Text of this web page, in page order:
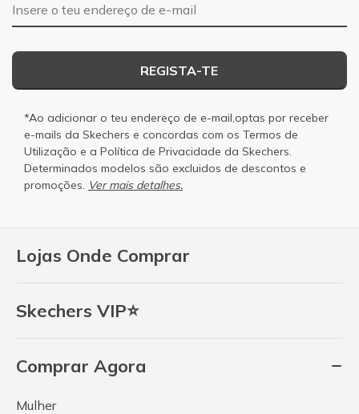
Lojas Onde Comprar
Skechers VIP⭐
Comprar Agora
Mulher
REGISTA-TE
*Ao adicionar o teu endereço de e-mail,optas por receber
e-mails da Skechers e concordas com os Termos de
Utilização e a Política de Privacidade da Skechers.
Determinados modelos são excluidos de descontos e
promoções. Ver mais detalhes.